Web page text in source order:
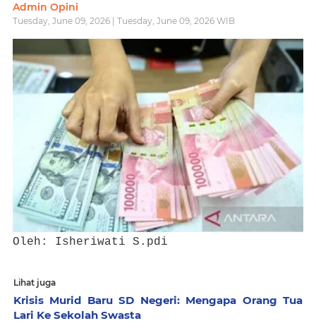
Admin Opini
Tuesday, June 09, 2026 | Tuesday, June 09, 2026 WIB
Oleh: Isheriwati S.pdi
Lihat juga
Krisis Murid Baru SD Negeri: Mengapa Orang Tua
Lari Ke Sekolah Swasta